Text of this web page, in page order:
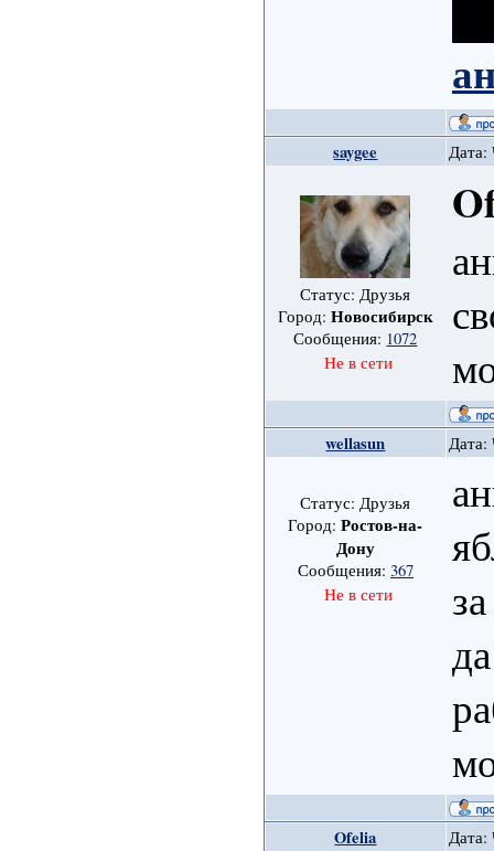
saygee Дата:
Статус: Друзья
Город: Новосибирск
Сообщения: 1072
Не в сети
wellasun Дата:
Статус: Друзья
Город:Ростов-на-
Дону
Сообщения: 367
Не в сети
Ofelia Дата: